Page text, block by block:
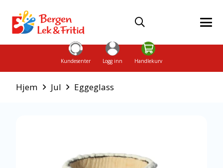
Kundesenter Logg inn Handlekurv
Hjem Jul Eggeglass